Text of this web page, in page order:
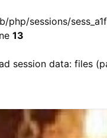
php/sessions/
13
session data: files